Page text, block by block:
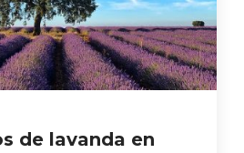
de lavanda en